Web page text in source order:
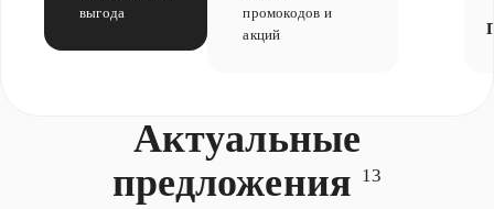
выгода
промокодов и
акций
Актуальные
предложения 13